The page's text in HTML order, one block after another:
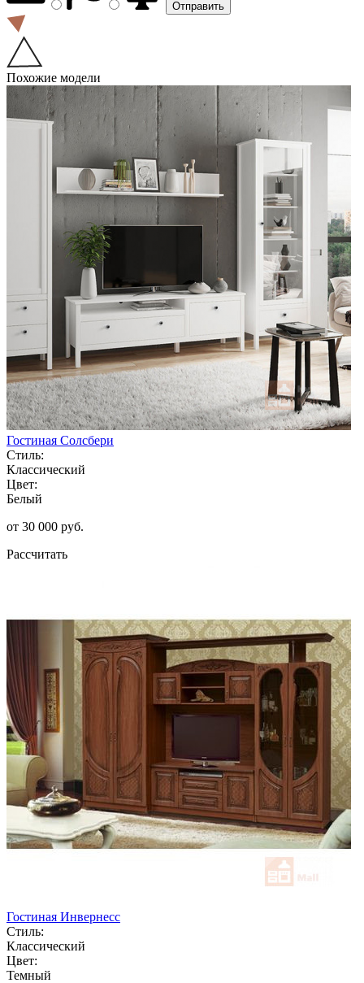
Похожие модели
Гостиная Солсбери
Стиль:
Классический
Цвет:
Белый
от 30 000 руб.
Рассчитать
Гостиная Инвернесс
Стиль:
Классический
Цвет:
Темный